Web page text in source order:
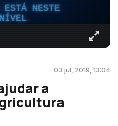
ESTÁ NESTE
03 jul, 2019, 13:04
a